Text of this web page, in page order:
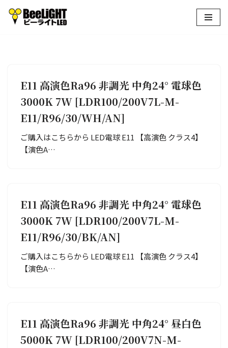
コ
E11 高演色Ra96 非調光 中角24° 電球色
3000K 7W [LDR100/200V7L-M-
E11/R96/30/WH/AN]
ご購入はこちらから LED電球 E11 【高演色 クラス4】
【演色A…
E11 高演色Ra96 非調光 中角24° 電球色
3000K 7W [LDR100/200V7L-M-
E11/R96/30/BK/AN]
ご購入はこちらから LED電球 E11 【高演色 クラス4】
【演色A…
E11 高演色Ra96 非調光 中角24° 昼白色
5000K 7W [LDR100/200V7N-M-